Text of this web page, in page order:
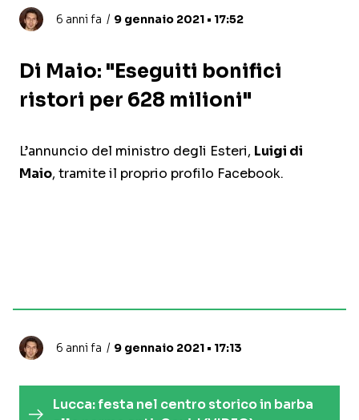
6 anni fa 9 gennaio 2021 • 17:52
Di Maio: "Eseguiti bonifici
ristori per 628 milioni"
L’annuncio del ministro degli Esteri, Luigi di
Maio, tramite il proprio profilo Facebook.
6 anni fa 9 gennaio 2021 • 17:13
Lucca: festa nel centro storico in barba